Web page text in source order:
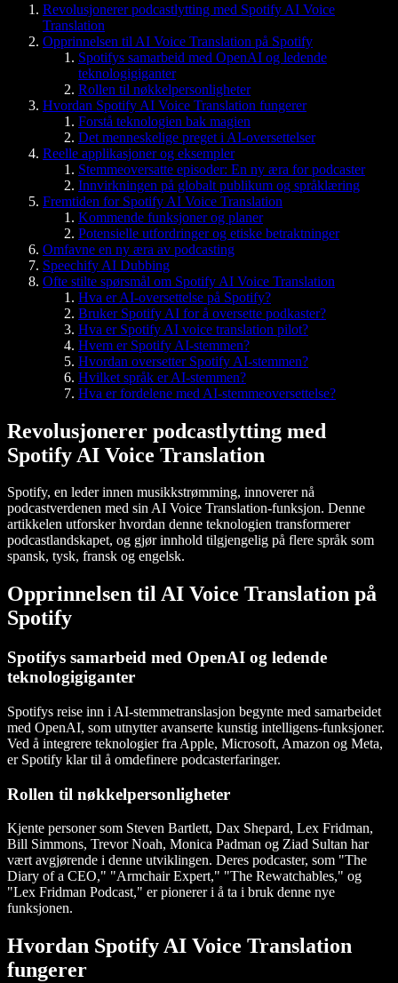
Revolusjonerer podcastlytting med Spotify AI Voice
Translation
Opprinnelsen til AI Voice Translation på Spotify
Spotifys samarbeid med OpenAI og ledende
teknologigiganter
Rollen til nøkkelpersonligheter
Hvordan Spotify AI Voice Translation fungerer
Forstå teknologien bak magien
Det menneskelige preget i AI-oversettelser
Reelle applikasjoner og eksempler
Stemmeoversatte episoder: En ny æra for podcaster
Innvirkningen på globalt publikum og språklæring
Fremtiden for Spotify AI Voice Translation
Kommende funksjoner og planer
Potensielle utfordringer og etiske betraktninger
Omfavne en ny æra av podcasting
Speechify AI Dubbing
Ofte stilte spørsmål om Spotify AI Voice Translation
Hva er AI-oversettelse på Spotify?
Bruker Spotify AI for å oversette podkaster?
Hva er Spotify AI voice translation pilot?
Hvem er Spotify AI-stemmen?
Hvordan oversetter Spotify AI-stemmen?
Hvilket språk er AI-stemmen?
Hva er fordelene med AI-stemmeoversettelse?
Revolusjonerer podcastlytting med
Spotify AI Voice Translation
Spotify, en leder innen musikkstrømming, innoverer nå
podcastverdenen med sin AI Voice Translation-funksjon. Denne
artikkelen utforsker hvordan denne teknologien transformerer
podcastlandskapet, og gjør innhold tilgjengelig på flere språk som
spansk, tysk, fransk og engelsk.
Opprinnelsen til AI Voice Translation på
Spotify
Spotifys samarbeid med OpenAI og ledende
teknologigiganter
Spotifys reise inn i AI-stemmetranslasjon begynte med samarbeidet
med OpenAI, som utnytter avanserte kunstig intelligens-funksjoner.
Ved å integrere teknologier fra Apple, Microsoft, Amazon og Meta,
er Spotify klar til å omdefinere podcasterfaringer.
Rollen til nøkkelpersonligheter
Kjente personer som Steven Bartlett, Dax Shepard, Lex Fridman,
Bill Simmons, Trevor Noah, Monica Padman og Ziad Sultan har
vært avgjørende i denne utviklingen. Deres podcaster, som "The
Diary of a CEO," "Armchair Expert," "The Rewatchables," og
"Lex Fridman Podcast," er pionerer i å ta i bruk denne nye
funksjonen.
Hvordan Spotify AI Voice Translation
fungerer